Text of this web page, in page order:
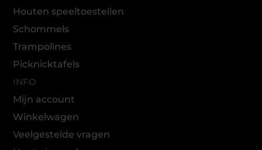
Houten speeltoestellen
Schommels
Trampolines
Picknicktafels
INFO
Mijn account
Winkelwagen
Veelgestelde vragen